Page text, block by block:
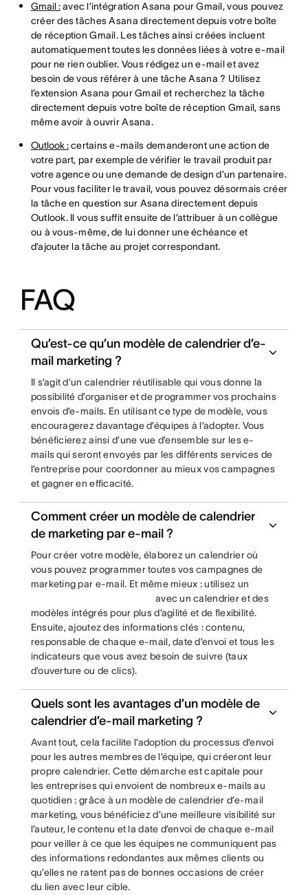
Gmail :avec l’intégration Asana pour Gmail, vous pouvez
créer des tâches Asana directement depuis votre boîte
de réception Gmail. Les tâches ainsi créées incluent
automatiquement toutes les données liées à votre e-mail
pour ne rien oublier. Vous rédigez un e-mail et avez
besoin de vous référer à une tâche Asana ? Utilisez
l’extension Asana pour Gmail et recherchez la tâche
directement depuis votre boîte de réception Gmail, sans
même avoir à ouvrir Asana.
Outlook :certains e-mails demanderont une action de
votre part, par exemple de vérifier le travail produit par
votre agence ou une demande de design d’un partenaire.
Pour vous faciliter le travail, vous pouvez désormais créer
la tâche en question sur Asana directement depuis
Outlook. Il vous suffit ensuite de l’attribuer à un collègue
ou à vous-même, de lui donner une échéance et
d’ajouter la tâche au projet correspondant.
FAQ
Qu’est-ce qu’un modèle de calendrier d’e-
mail marketing ?
Il s’agit d’un calendrier réutilisable qui vous donne la
possibilité d’organiser et de programmer vos prochains
envois d’e-mails. En utilisant ce type de modèle, vous
encouragerez davantage d’équipes à l’adopter. Vous
bénéficierez ainsi d’une vue d’ensemble sur les e-
mails qui seront envoyés par les différents services de
l’entreprise pour coordonner au mieux vos campagnes
et gagner en efficacité.
Comment créer un modèle de calendrier
de marketing par e-mail ?
Pour créer votre modèle, élaborez un calendrier où
vous pouvez programmer toutes vos campagnes de
marketing par e-mail. Et même mieux : utilisez un
avec un calendrier et des
modèles intégrés pour plus d’agilité et de flexibilité.
Ensuite, ajoutez des informations clés : contenu,
responsable de chaque e-mail, date d’envoi et tous les
indicateurs que vous avez besoin de suivre (taux
d’ouverture ou de clics).
Quels sont les avantages d’un modèle de
calendrier d’e-mail marketing ?
Avant tout, cela facilite l’adoption du processus d’envoi
pour les autres membres de l’équipe, qui créeront leur
propre calendrier. Cette démarche est capitale pour
les entreprises qui envoient de nombreux e-mails au
quotidien : grâce à un modèle de calendrier d’e-mail
marketing, vous bénéficiez d’une meilleure visibilité sur
l’auteur, le contenu et la date d’envoi de chaque e-mail
pour veiller à ce que les équipes ne communiquent pas
des informations redondantes aux mêmes clients ou
qu’elles ne ratent pas de bonnes occasions de créer
du lien avec leur cible.